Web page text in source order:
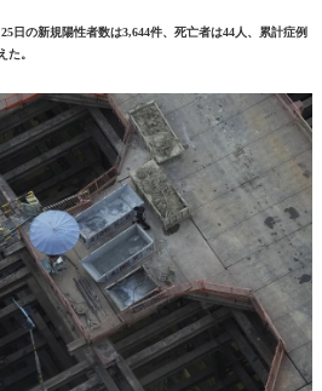
日の新規陽性者数は3,644件、死亡者は44人、累計症例
た。